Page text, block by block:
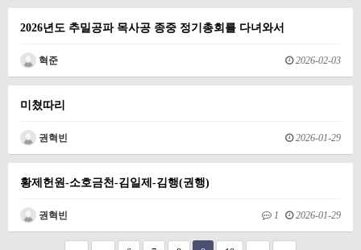
2026년도 추밀공파 목사공 종중 정기총회를 다녀와서
혁준 2026-02-03
미쳤따리
권혁빈 2026-01-29
황제헌원-소호금천-김일제-김행(권행)
권혁빈 1 2026-01-29